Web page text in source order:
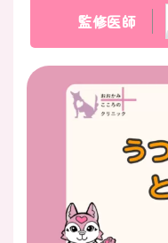
医師紹介
監修医師